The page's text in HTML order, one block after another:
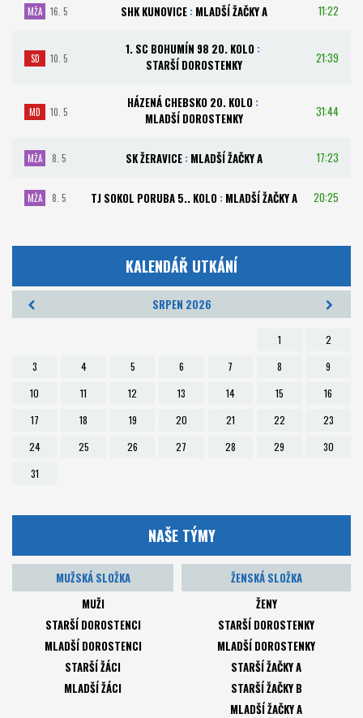
MŽA 16. 5 SHK KUNOVICE: MLADŠÍ ŽAČKY A 11:22
SD 10. 5
1. SC BOHUMÍN 98 20. KOLO :
STARŠÍ DOROSTENKY
21:39
MD 10. 5
HÁZENÁ CHEBSKO 20. KOLO :
MLADŠÍ DOROSTENKY
31:44
MŽA 8. 5 SK ŽERAVICE: MLADŠÍ ŽAČKY A 17:23
MŽA 8. 5 TJ SOKOL PORUBA 5.. KOLO : MLADŠÍ ŽAČKY A 20:25
KALENDÁŘ UTKÁNÍ
SRPEN 2026
1
2
3
4 5 6 7 8
9
10
11 12 13 14 15
16
17
18 19 20 21 22
23
24
25 26 27 28 29
30
31
NAŠE TÝMY
MUŽSKÁ SLOŽKA
MUŽI
STARŠÍ DOROSTENCI
MLADŠÍ DOROSTENCI
STARŠÍ ŽÁCI
MLADŠÍ ŽÁCI
ŽENSKÁ SLOŽKA
ŽENY
STARŠÍ DOROSTENKY
MLADŠÍ DOROSTENKY
STARŠÍ ŽAČKY A
STARŠÍ ŽAČKY B
MLADŠÍ ŽAČKY A